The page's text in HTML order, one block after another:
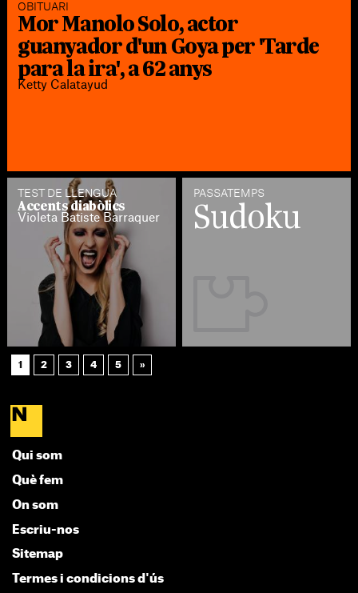
OBITUARI
Mor Manolo Solo, actor
guanyador d'un Goya per 'Tarde
para la ira', a 62 anys
Ketty Calatayud
TEST DE LLENGUA
Accents diabòlics
Violeta Batiste Barraquer
PASSATEMPS
Sudoku
1 2 3 4 5 »
Qui som
Què fem
On som
Escriu-nos
Sitemap
Termes i condicions d'ús